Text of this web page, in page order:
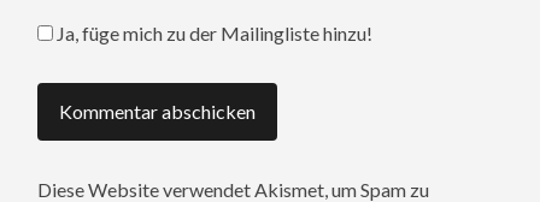
Ja, füge mich zu der Mailingliste hinzu!
Diese Website verwendet Akismet, um Spam zu